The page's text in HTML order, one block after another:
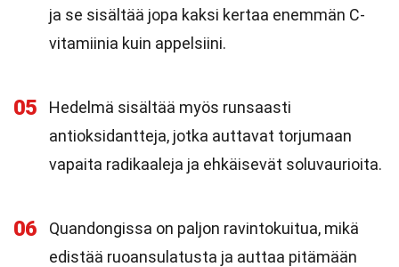
ja se sisältää jopa kaksi kertaa enemmän C-
vitamiinia kuin appelsiini.
05
Hedelmä sisältää myös runsaasti
antioksidantteja, jotka auttavat torjumaan
vapaita radikaaleja ja ehkäisevät soluvaurioita.
06
Quandongissa on paljon ravintokuitua, mikä
edistää ruoansulatusta ja auttaa pitämään